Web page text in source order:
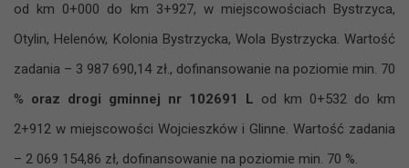
od km 0+000 do km 3+927, w miejscowościach Bystrzyca,
Otylin, Helenów, Kolonia Bystrzycka, Wola Bystrzycka. Wartość
zadania – 3 987 690,14 zł., dofinansowanie na poziomie min. 70
% oraz drogi gminnej nr 102691 L od km 0+532 do km
2+912 w miejscowości Wojcieszków i Glinne. Wartość zadania
– 2 069 154,86 zł, dofinansowanie na poziomie min. 70 %.